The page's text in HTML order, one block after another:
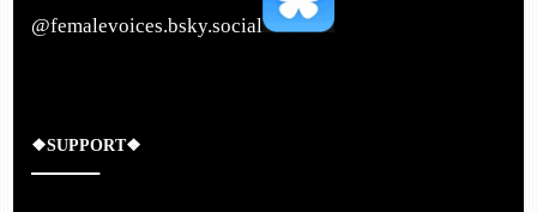
‪@femalevoices.bsky.social‬
❖SUPPORT❖